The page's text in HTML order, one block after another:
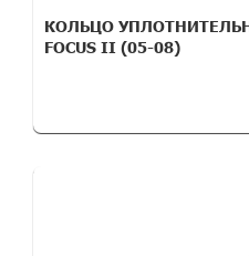
КОЛЬЦО
FOCUS II (05-08)